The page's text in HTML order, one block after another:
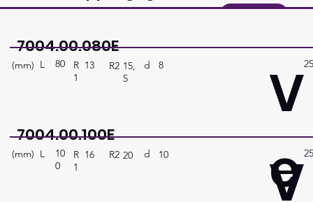
messing ring
7004.00.080E
(mm) 80
L
R
1
13 R2 15,
5
d 8
V
e
7004.00.100E
(mm)
10
0
L
R
1
16 R2 20 d 10
V